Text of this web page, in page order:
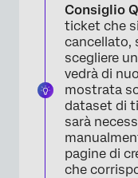
Consiglio
ticket che
cancellato,
scegliere
vedrà di
mostrata
dataset di
sarà
pagine di
che